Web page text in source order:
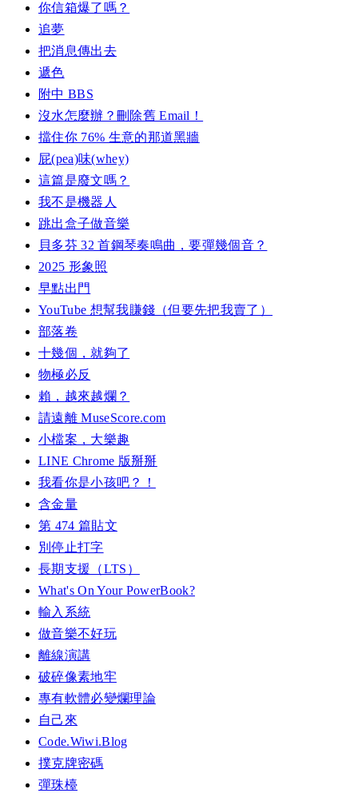
你信箱爆了嗎？
追夢
把消息傳出去
遞色
附中 BBS
沒水怎麼辦？刪除舊 Email！
擋住你 76% 生意的那道黑牆
屁(pea)味(whey)
這篇是廢文嗎？
我不是機器人
跳出盒子做音樂
貝多芬 32 首鋼琴奏鳴曲，要彈幾個音？
2025 形象照
早點出門
YouTube 想幫我賺錢（但要先把我賣了）
部落卷
十幾個，就夠了
物極必反
賴，越來越爛？
請遠離 MuseScore.com
小檔案，大樂趣
LINE Chrome 版掰掰
我看你是小孩吧？！
含金量
第 474 篇貼文
別停止打字
長期支援（LTS）
What's On Your PowerBook?
輸入系統
做音樂不好玩
離線演講
破碎像素地牢
專有軟體必變爛理論
自己來
Code.Wiwi.Blog
撲克牌密碼
彈珠檯